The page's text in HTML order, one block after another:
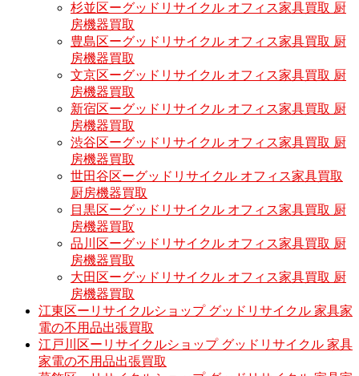
杉並区ーグッドリサイクル オフィス家具買取 厨
房機器買取
豊島区ーグッドリサイクル オフィス家具買取 厨
房機器買取
文京区ーグッドリサイクル オフィス家具買取 厨
房機器買取
新宿区ーグッドリサイクル オフィス家具買取 厨
房機器買取
渋谷区ーグッドリサイクル オフィス家具買取 厨
房機器買取
世田谷区ーグッドリサイクル オフィス家具買取
厨房機器買取
目黒区ーグッドリサイクル オフィス家具買取 厨
房機器買取
品川区ーグッドリサイクル オフィス家具買取 厨
房機器買取
大田区ーグッドリサイクル オフィス家具買取 厨
房機器買取
江東区ーリサイクルショップ グッドリサイクル 家具家
電の不用品出張買取
江戸川区ーリサイクルショップ グッドリサイクル 家具
家電の不用品出張買取